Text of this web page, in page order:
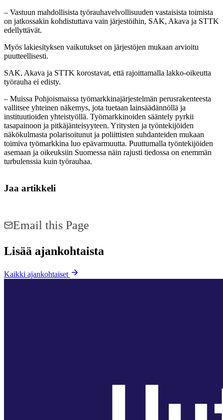
– Vastuun mahdollisista työrauhavelvollisuuden vastaisista toimista
on jatkossakin kohdistuttava vain järjestöihin, SAK, Akava ja STTK
edellyttävät.
Myös lakiesityksen vaikutukset on järjestöjen mukaan arvioitu
puutteellisesti.
SAK, Akava ja STTK korostavat, että rajoittamalla lakko-oikeutta
työrauha ei edisty.
– Muissa Pohjoismaissa työmarkkinajärjestelmän perusrakenteesta
vallitsee yhteinen näkemys, jota tuetaan lainsäädännöllä ja
instituutioiden yhteistyöllä. Työmarkkinoiden sääntely pyrkii
tasapainoon ja pitkäjänteisyyteen. Yritysten ja työntekijöiden
näkökulmasta polarisoitunut ja poliittisten suhdanteiden mukaan
toimiva työmarkkina luo epävarmuutta. Puuttumalla työntekijöiden
asemaan ja oikeuksiin Suomessa näin rajusti tiedossa on enemmän
turbulenssia kuin työrauhaa.
Jaa artikkeli
Email this Page
Lisää ajankohtaista
Kaikki ajankohtaiset